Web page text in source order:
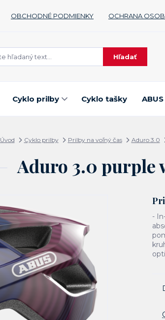
OBCHODNÉ PODMIENKY OCHRANA
Hľadať
Cyklo prilby Cyklo tašky
Úvod Cyklo prilby Prilby na voľný čas Aduro 3.0
Aduro 3.0 purple
-